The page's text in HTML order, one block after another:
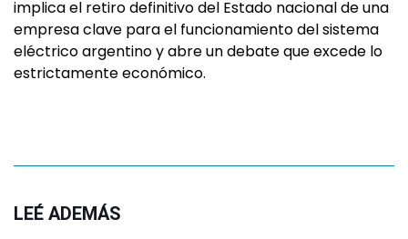
implica el retiro definitivo del Estado nacional de una
empresa clave para el funcionamiento del sistema
eléctrico argentino y abre un debate que excede lo
estrictamente económico.
LEÉ ADEMÁS